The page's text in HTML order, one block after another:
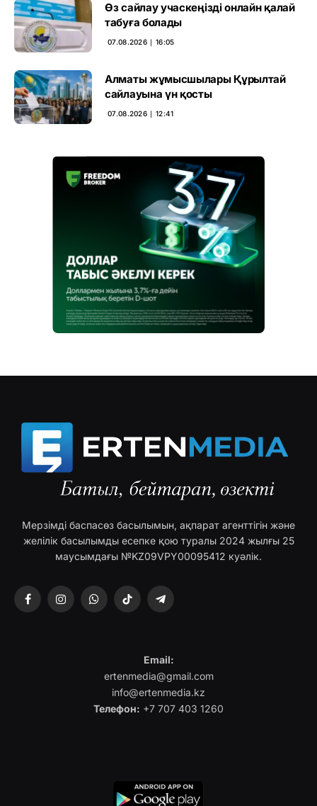
Өз сайлау учаскеңізді онлайн қалай
табуға болады
07.08.2026 ∣ 16:05
Алматы жұмысшылары Құрылтай
сайлауына үн қосты
07.08.2026 ∣ 12:41
Мерзімді баспасөз басылымын, ақпарат агенттігін және
желілік басылымды есепке қою туралы 2024 жылғы 25
маусымдағы №KZ09VPY00095412 куәлік.
FacebookInstagramWhatsAppTikTok Telegram
Email:
ertenmedia@gmail.com
info@ertenmedia.kz
Телефон: +7 707 403 1260